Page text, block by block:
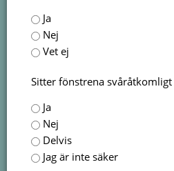
Ja
Nej
Vet ej
Sitter fönstrena svåråtkomligt
Ja
Nej
Delvis
Jag är inte säker